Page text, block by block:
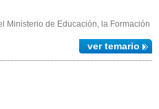
Ministerio de Educación, la Formación
ver temario